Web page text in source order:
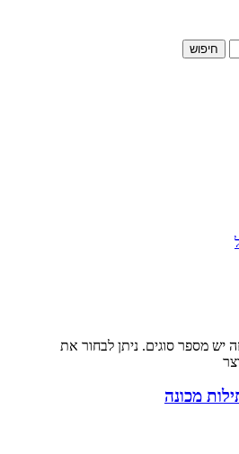
חיפוש
יש מספר סוגים. ניתן לבחור את
מכונה